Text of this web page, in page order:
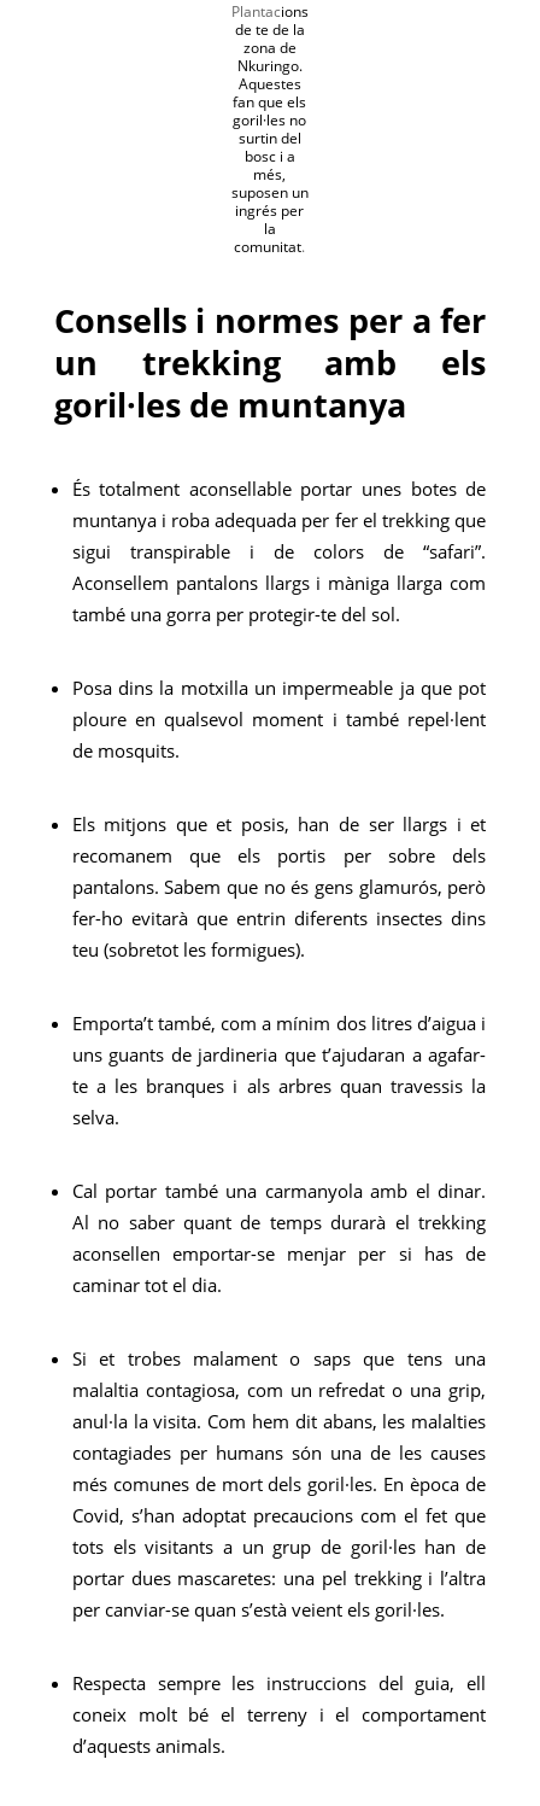
Plantacions
de te de la
zona de
Nkuringo.
Aquestes
fan que els
goril·les no
surtin del
bosc i a
més,
suposen un
ingrés per
la
comunitat.
Consells i normes per a fer
un trekking amb els
goril·les de muntanya
És totalment aconsellable portar unes botes de
muntanya i roba adequada per fer el trekking que
sigui transpirable i de colors de “safari”.
Aconsellem pantalons llargs i màniga llarga com
també una gorra per protegir-te del sol.
Posa dins la motxilla un impermeable ja que pot
ploure en qualsevol moment i també repel·lent
de mosquits.
Els mitjons que et posis, han de ser llargs i et
recomanem que els portis per sobre dels
pantalons. Sabem que no és gens glamurós, però
fer-ho evitarà que entrin diferents insectes dins
teu (sobretot les formigues).
Emporta’t també, com a mínim dos litres d’aigua i
uns guants de jardineria que t’ajudaran a agafar-
te a les branques i als arbres quan travessis la
selva.
Cal portar també una carmanyola amb el dinar.
Al no saber quant de temps durarà el trekking
aconsellen emportar-se menjar per si has de
caminar tot el dia.
Si et trobes malament o saps que tens una
malaltia contagiosa, com un refredat o una grip,
anul·la la visita. Com hem dit abans, les malalties
contagiades per humans són una de les causes
més comunes de mort dels goril·les. En època de
Covid, s’han adoptat precaucions com el fet que
tots els visitants a un grup de goril·les han de
portar dues mascaretes: una pel trekking i l’altra
per canviar-se quan s’està veient els goril·les.
Respecta sempre les instruccions del guia, ell
coneix molt bé el terreny i el comportament
d’aquests animals.